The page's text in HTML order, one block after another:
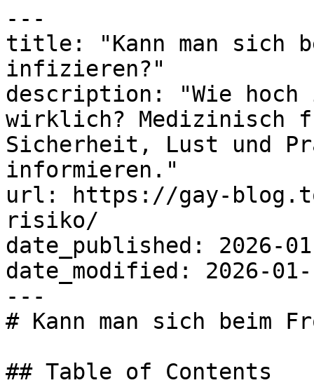
---
title: "Kann man sich
infizieren?"
description: "Wie
wirklich? Medizinisch
Sicherheit, Lust und
informieren."
url: https://gay-
risiko/
date_published: 2026-
date_modified: 2026-01-
---
# Kann man sich beim
## Table of Contents